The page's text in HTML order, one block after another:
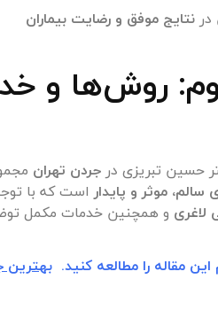
نتایج موفق و رضایت بیماران
روش‌ها و
حسین تبریزی در جردن تهران
سالم، موثر و پایداراست که با
لاغری و همچنین خدمات مکمل
مقاله را مطالعه کنید. بهترین